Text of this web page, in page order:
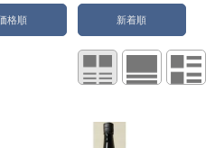
格順 新着順